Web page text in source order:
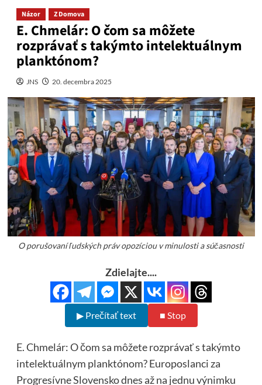
Názor Z Domova
E. Chmelár: O čom sa môžete
rozprávať s takýmto intelektuálnym
planktónom?
JNS 20. decembra 2025
O porušovaní ľudských práv opozíciou v minulosti a súčasnosti
Zdielajte....
▶ Prečítať text ■ Stop
E. Chmelár: O čom sa môžete rozprávať s takýmto
intelektuálnym planktónom? Europoslanci za
Progresívne Slovensko dnes až na jednu výnimku